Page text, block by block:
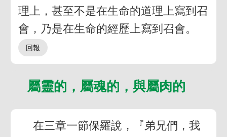
理上，甚至不是在生命的道理上寫到召
會，乃是在生命的經歷上寫到召會。
屬靈的，屬魂的，與屬肉的
在三章一節保羅說，『弟兄們，我